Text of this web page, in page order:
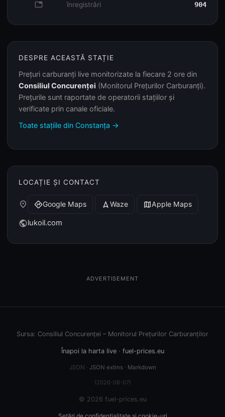
database înregistrări 904
DESPRE ACEASTĂ STAȚIE
Prețuri carburanți live monitorizate la fiecare 2 ore din
Consiliul Concurenței (Monitorul Prețurilor Carburanți).
Prețurile sunt raportate de operatorii stațiilor și
verificate prin canale oficiale.
Toate stațiile din Constanța →
LOCAȚIE ȘI CONTACT
place directionsGoogle Maps navigation Waze mapApple Maps
publiclukoil.com
ADVERTISEMENT
Sursa: Consiliul Concurenței – Monitorul Prețurilor Carburanților
Înapoi la harta live· fuel-prices.eu
JSON · JSON extins· Markdown
(2026-08-07)
© 2026 fuel-prices.eu